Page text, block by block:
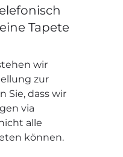
Tapete
wir
zur
Sie, dass wir
via
alle
können.